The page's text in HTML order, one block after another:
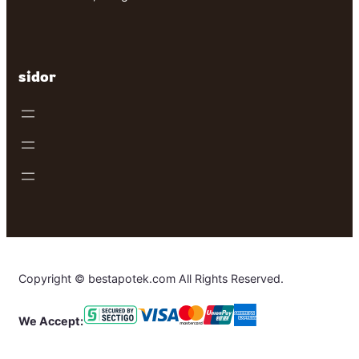
sidor
Copyright © bestapotek.com All Rights Reserved.
We Accept: